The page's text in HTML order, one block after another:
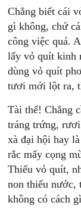
Chẳng biết cái
gì không, chứ
công việc quá.
lấy vỏ quít kinh
dùng vỏ quít
tươi mới lột ra,
Tài thế! Chẳng
tráng trứng,
xà đại hội hay
rắc mấy cọng
Thiếu vỏ quít,
non thiếu nước,
không có cách